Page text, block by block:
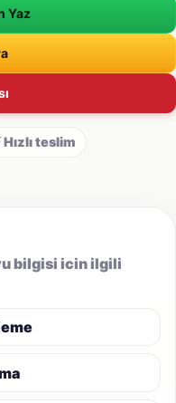
Yaz
Hızlı teslim
bilgisi icin ilgili